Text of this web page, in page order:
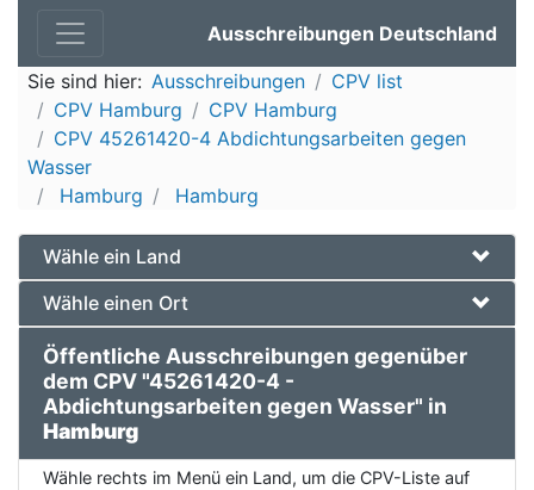
Ausschreibungen Deutschland
Sie sind hier: Ausschreibungen
CPV list
CPV Hamburg
CPV Hamburg
CPV 45261420-4 Abdichtungsarbeiten gegen
Wasser
Hamburg
Hamburg
Wähle ein Land
Wähle einen Ort
Öffentliche Ausschreibungen gegenüber
dem CPV "45261420-4 -
Abdichtungsarbeiten gegen Wasser" in
Hamburg
Wähle rechts im Menü ein Land, um die CPV-Liste auf